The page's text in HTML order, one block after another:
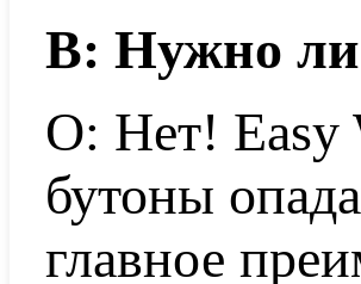
В: Нужно ли
О: Нет! Easy
бутоны
главное